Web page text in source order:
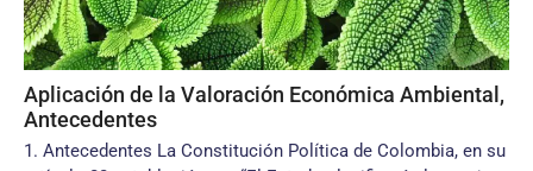
Aplicación de la Valoración Económica Ambiental,
Antecedentes
1. Antecedentes La Constitución Política de Colombia, en su